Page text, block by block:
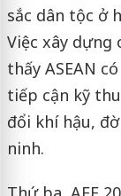
sắc dân tộc ở
Việc xây dựng
thấy ASEAN
tiếp cận kỹ
đổi khí hậu,
ninh.